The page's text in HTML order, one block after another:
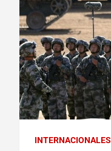
INTERNACIONALES